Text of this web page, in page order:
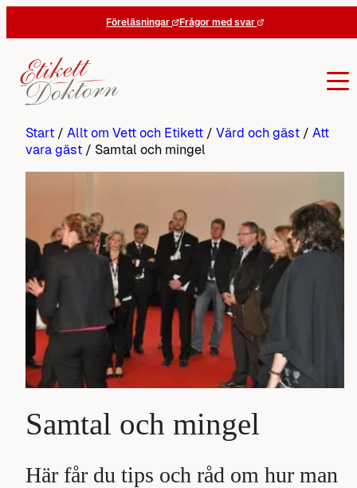
Föreläsningar Frågor med svar
Start / Allt om Vett och Etikett / Värd och gäst / Att
vara gäst / Samtal och mingel
Samtal och mingel
Här får du tips och råd om hur man